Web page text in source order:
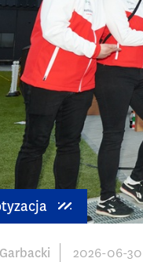
2026-06-30